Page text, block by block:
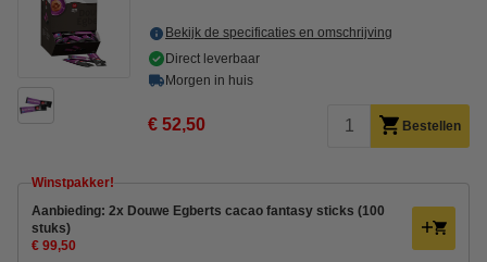
Bekijk de specificaties en omschrijving
Direct leverbaar
Morgen in huis
€ 52,50 Bestellen
Winstpakker!
Aanbieding: 2x Douwe Egberts cacao fantasy sticks (100
stuks)
€ 99,50